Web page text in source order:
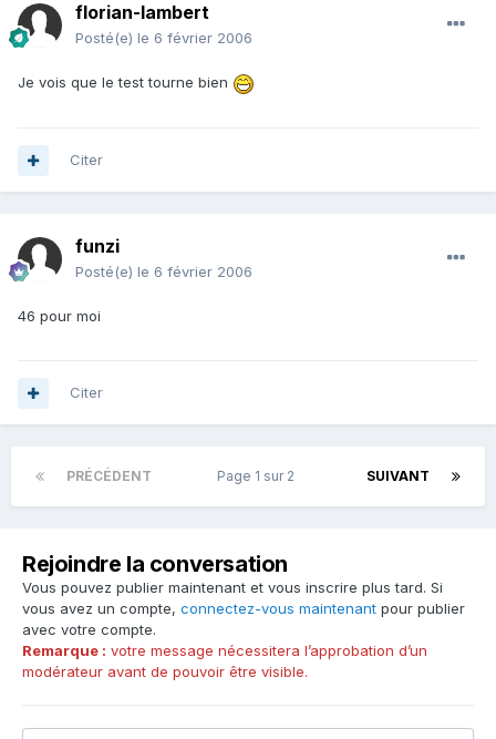
florian-lambert
Posté(e) le 6 février 2006
Je vois que le test tourne bien
Citer
funzi
Posté(e) le 6 février 2006
46 pour moi
Citer
PRÉCÉDENT SUIVANT
Page 1 sur 2
Rejoindre la conversation
Vous pouvez publier maintenant et vous inscrire plus tard. Si
vous avez un compte, connectez-vous maintenant pour publier
avec votre compte.
Remarque : votre message nécessitera l’approbation d’un
modérateur avant de pouvoir être visible.